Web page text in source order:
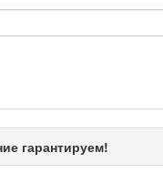
гарантируем!